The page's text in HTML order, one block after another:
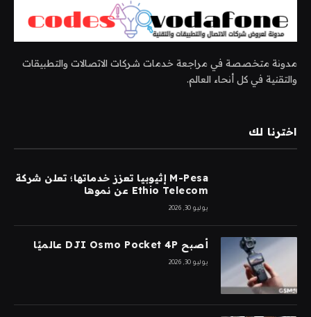
مدونة متخصصة في مراجعة خدمات شركات الاتصالات والتطبيقات
والتقنية في كل أنحاء العالم.
اخترنا لك
M-Pesa إثيوبيا تعزز خدماتها؛ تعلن شركة
Ethio Telecom عن نموها
يوليو 30, 2026
أصبح DJI Osmo Pocket 4P عالميًا
يوليو 30, 2026